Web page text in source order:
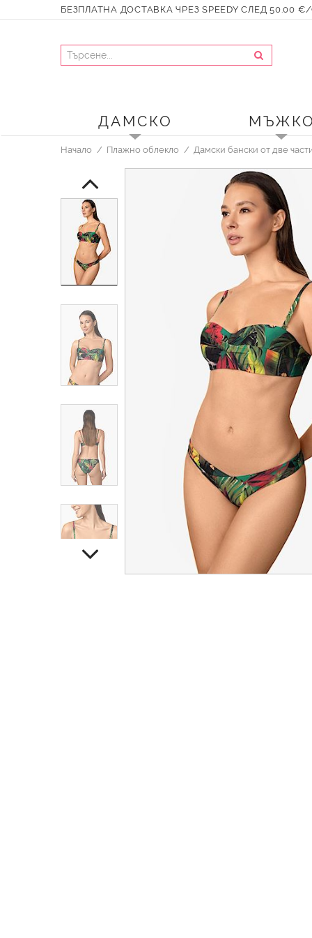
БЕЗПЛАТНА ДОСТАВКА ЧРЕЗ SPEEDY СЛЕД 50.00 €/
ДАМСКО
Начало Плажно облекло Дамски бански от две